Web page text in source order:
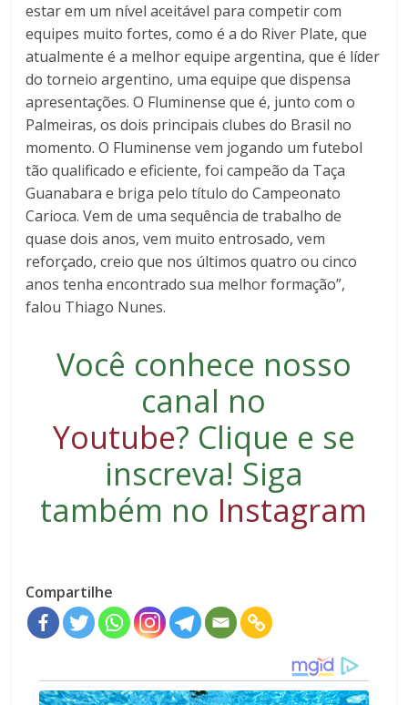
estar em um nível aceitável para competir com
equipes muito fortes, como é a do River Plate, que
atualmente é a melhor equipe argentina, que é líder
do torneio argentino, uma equipe que dispensa
apresentações. O Fluminense que é, junto com o
Palmeiras, os dois principais clubes do Brasil no
momento. O Fluminense vem jogando um futebol
tão qualificado e eficiente, foi campeão da Taça
Guanabara e briga pelo título do Campeonato
Carioca. Vem de uma sequência de trabalho de
quase dois anos, vem muito entrosado, vem
reforçado, creio que nos últimos quatro ou cinco
anos tenha encontrado sua melhor formação”,
falou Thiago Nunes.
Você conhece nosso
canal no
Youtube? Clique e se
inscreva! Siga
também no Instagram
Compartilhe